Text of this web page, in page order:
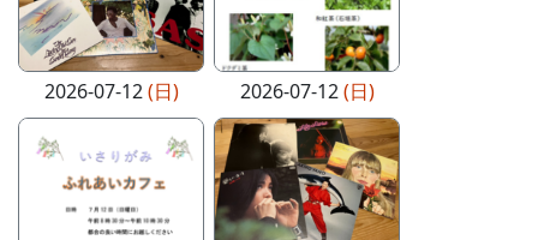
2026-07-12(日) 2026-07-12(日)